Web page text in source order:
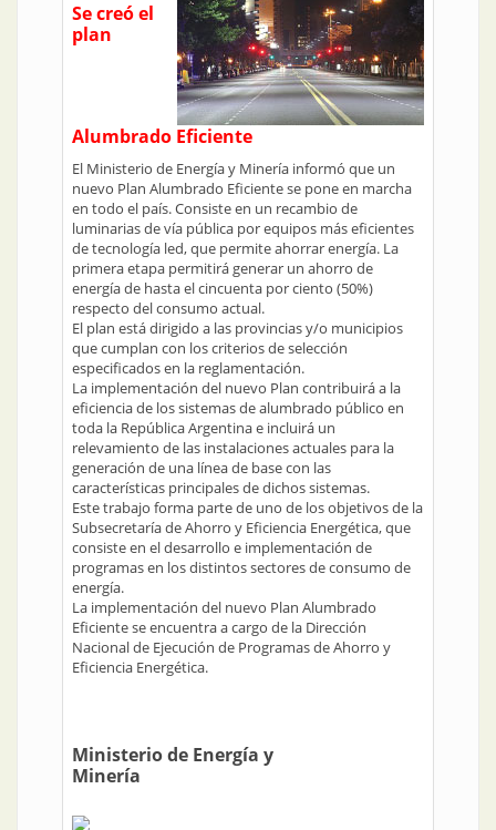
Se creó el
plan
Alumbrado Eficiente
El Ministerio de Energía y Minería informó que un
nuevo Plan Alumbrado Eficiente se pone en marcha
en todo el país. Consiste en un recambio de
luminarias de vía pública por equipos más eficientes
de tecnología led, que permite ahorrar energía. La
primera etapa permitirá generar un ahorro de
energía de hasta el cincuenta por ciento (50%)
respecto del consumo actual.
El plan está dirigido a las provincias y/o municipios
que cumplan con los criterios de selección
especificados en la reglamentación.
La implementación del nuevo Plan contribuirá a la
eficiencia de los sistemas de alumbrado público en
toda la República Argentina e incluirá un
relevamiento de las instalaciones actuales para la
generación de una línea de base con las
características principales de dichos sistemas.
Este trabajo forma parte de uno de los objetivos de la
Subsecretaría de Ahorro y Eficiencia Energética, que
consiste en el desarrollo e implementación de
programas en los distintos sectores de consumo de
energía.
La implementación del nuevo Plan Alumbrado
Eficiente se encuentra a cargo de la Dirección
Nacional de Ejecución de Programas de Ahorro y
Eficiencia Energética.
Ministerio de Energía y
Minería